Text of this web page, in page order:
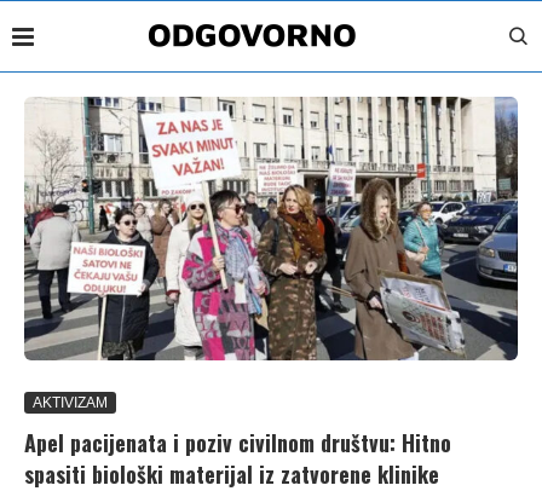
AKTIVIZAM
Apel pacijenata i poziv civilnom društvu: Hitno
spasiti biološki materijal iz zatvorene klinike